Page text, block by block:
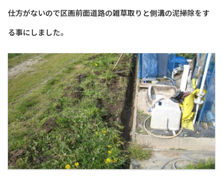
仕方がないので区画前面道路の雑草取りと側溝の泥掃除をす
る事にしました。